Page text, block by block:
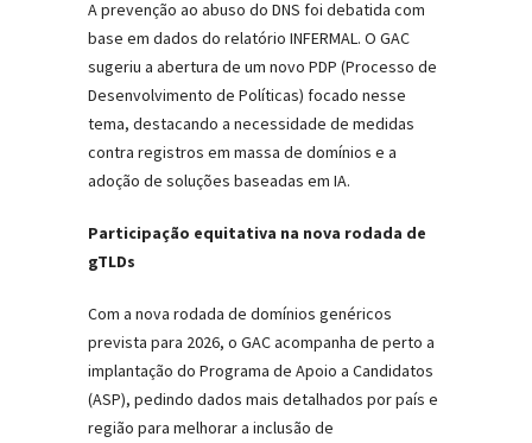
A prevenção ao abuso do DNS foi debatida com
base em dados do relatório INFERMAL. O GAC
sugeriu a abertura de um novo PDP (Processo de
Desenvolvimento de Políticas) focado nesse
tema, destacando a necessidade de medidas
contra registros em massa de domínios e a
adoção de soluções baseadas em IA.
Participação equitativa na nova rodada de
gTLDs
Com a nova rodada de domínios genéricos
prevista para 2026, o GAC acompanha de perto a
implantação do Programa de Apoio a Candidatos
(ASP), pedindo dados mais detalhados por país e
região para melhorar a inclusão de